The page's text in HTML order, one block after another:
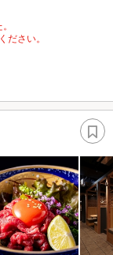
さい。